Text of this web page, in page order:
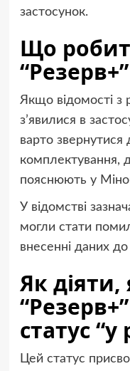
застосунок.
Що
Якщо відомості з
з’явилися в
варто звернутися
комплектування,
пояснюють у
У відомстві
могли стати
внесенні даних до
Як
статус
Цей статус